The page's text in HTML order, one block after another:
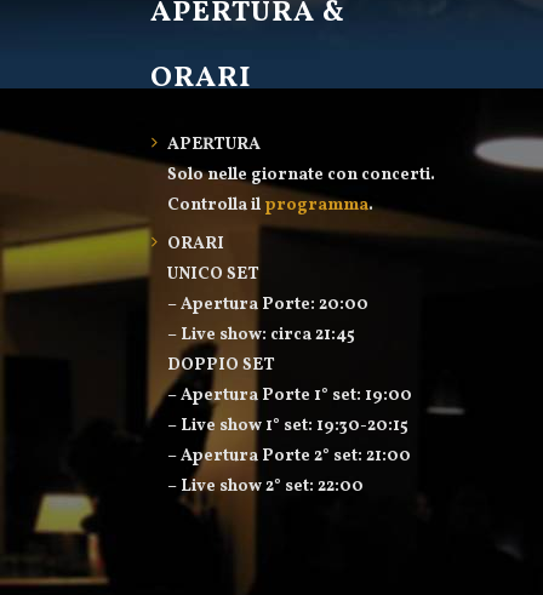
APERTURA &
ORARI
APERTURA
Solo nelle giornate con concerti.
Controlla il programma.
ORARI
UNICO SET
– Apertura Porte: 20:00
– Live show: circa 21:45
DOPPIO SET
– Apertura Porte 1° set: 19:00
– Live show 1° set: 19:30-20:15
– Apertura Porte 2° set: 21:00
– Live show 2° set: 22:00